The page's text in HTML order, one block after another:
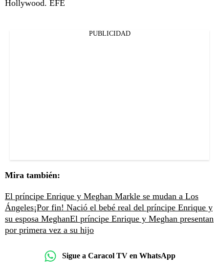
Hollywood. EFE
PUBLICIDAD
Mira también:
El príncipe Enrique y Meghan Markle se mudan a Los
Ángeles¡Por fin! Nació el bebé real del príncipe Enrique y
su esposa MeghanEl príncipe Enrique y Meghan presentan
por primera vez a su hijo
Sigue a Caracol TV en WhatsApp